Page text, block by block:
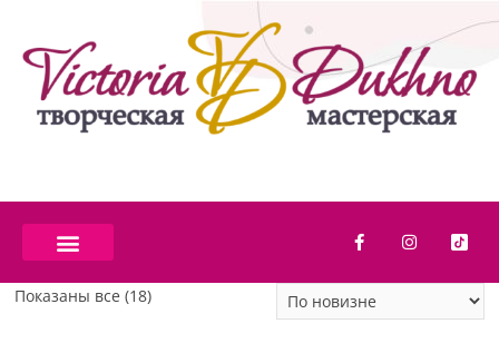
Показаны все (18)